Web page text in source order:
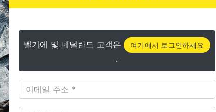
벨기에 및 네덜란드 고객은 여기에서 로그인하세요
.